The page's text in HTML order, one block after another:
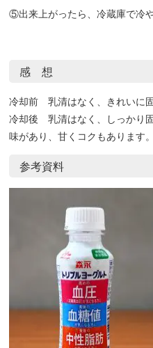
⑤出来上がったら、冷蔵庫で冷
感 想
冷却前 乳清はなく、きれいに固
冷却後 乳清はなく、しっかり
味があり、甘くコクもあります。
参考資料